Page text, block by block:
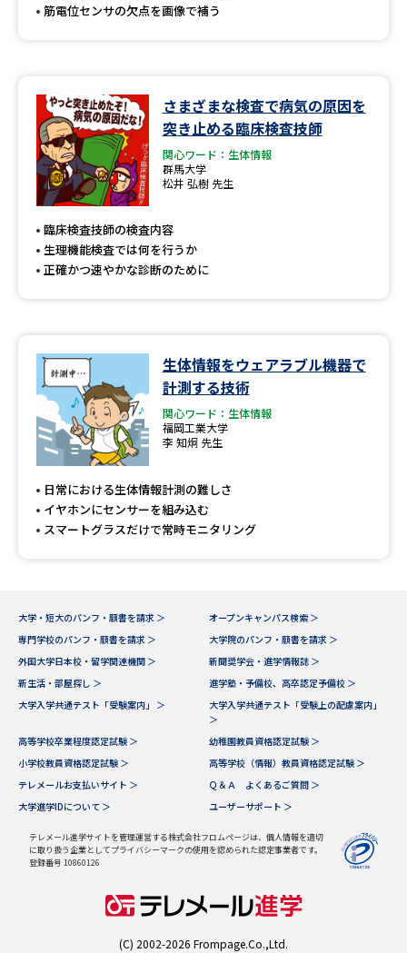
筋電位センサの欠点を画像で補う
さまざまな検査で病気の原因を
突き止める臨床検査技師
関心ワード：生体情報
群馬大学
松井 弘樹 先生
臨床検査技師の検査内容
生理機能検査では何を行うか
正確かつ速やかな診断のために
生体情報をウェアラブル機器で
計測する技術
関心ワード：生体情報
福岡工業大学
李 知炯 先生
日常における生体情報計測の難しさ
イヤホンにセンサーを組み込む
スマートグラスだけで常時モニタリング
大学・短大のパンフ・願書を請求 ＞
オープンキャンパス検索 ＞
専門学校のパンフ・願書を請求 ＞
大学院のパンフ・願書を請求 ＞
外国大学日本校・留学関連機関 ＞
新聞奨学会・進学情報誌 ＞
新生活・部屋探し ＞
進学塾・予備校、高卒認定予備校 ＞
大学入学共通テスト「受験案内」 ＞
大学入学共通テスト「受験上の配慮案内」
＞
高等学校卒業程度認定試験 ＞
幼稚園教員資格認定試験 ＞
小学校教員資格認定試験 ＞
高等学校（情報）教員資格認定試験 ＞
テレメールお支払いサイト ＞
Ｑ＆Ａ よくあるご質問 ＞
大学進学IDについて ＞
ユーザーサポート ＞
テレメール進学サイトを管理運営する株式会社フロムページは、個人情報を適切
に取り扱う企業としてプライバシーマークの使用を認められた認定事業者です。
登録番号 10860126
(C) 2002-2026 Frompage.Co.,Ltd.